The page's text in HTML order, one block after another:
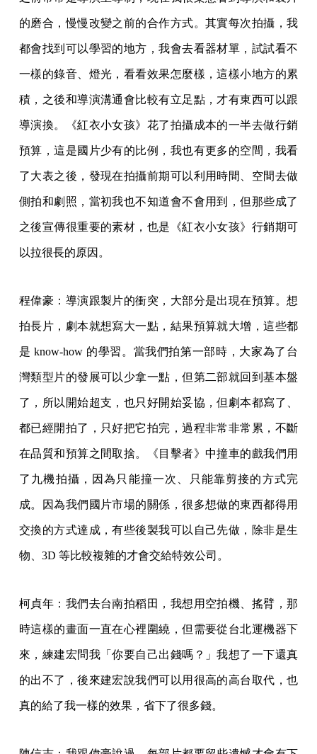
的磨合，慢慢改變之前的合作方式。其實每次拍攝，我
都會找到可以學習的地方，我會去看器材單，試試看不
一樣的錄音、燈光，看看效果怎麼樣，這樣小地方的累
積，之後和導演溝通會比較有立足點，才有東西可以跟
導演換。《紅衣小女孩》花了拍攝成本的一半去做行銷
預算，這是國片少有的比例，我也有更多的空間，我看
了大表之後，發現在拍攝前期可以利用時間、空間去做
側拍和劇照，當初我也不知道會不會用到，但那些成了
之後宣傳很重要的素材，也是《紅衣小女孩》行銷期可
以拉很長的原因。
程偉豪：導演跟製片的衝突，大部分是出現在預算。想
拍長片，劇本就想寫大一點，結果預算就大增，這些都
是 know-how 的學習。當我們拍第一部時，大家為了台
灣類型片的發展可以少拿一點，但第二部就回到基本盤
了，所以開始超支，也只好開始妥協，但劇本都寫了、
都已經開拍了，只好把它拍完，過程非常非常累，不斷
在品質和預算之間取捨。《目擊者》中撞車的戲我們用
了九機拍攝，因為只能撞一次、只能靠剪接的方式完
成。因為我們國片市場的關係，很多想做的東西都得用
交換的方式達成，有些後製我可以自己先做，除非是生
物、3D 等比較複雜的才會交給特效公司。
柯貞年：我們去台南拍稻田，我想用空拍機、搖臂，那
時這樣的畫面一直在心裡圍繞，但需要從台北運機器下
來，練建宏問我「你要自己出錢嗎？」我想了一下還真
的出不了，後來建宏說我們可以用很高的高台取代，也
真的給了我一樣的效果，省下了很多錢。